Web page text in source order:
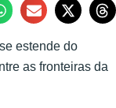
estende do
as fronteiras da